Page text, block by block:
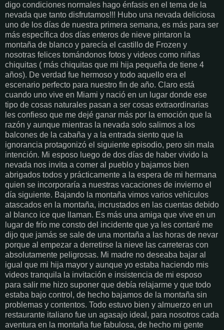
digo condiciones normales hago énfasis en el tema de la
nevada que tanto disfrutamos!!! Hubo una nevada deliciosa
uno de los días de nuestra primera semana, es más para ser
más específica dos días enteros de nieve pintaron la
montaña de blanco y parecía el castillo de Frozen y
nosotras felices tomándonos fotos y videos como niñas
chiquitas ( más chiquitas que mi hija pequeña de tiene 4
años). De verdad fue hermoso y todo aquello era el
escenario perfecto para nuestro fin de año. Claro está
cuando uno vive en Miami y nació en un lugar donde ese
tipo de cosas naturales pasan a ser cosas extraordinarias
les confieso que me dejé ganar más por la emoción que la
razón y aunque mientras la nevada solo salimos a los
balcones de la cabaña y a la entrada siento que la
ignorancia protagonizó el siguiente episodio, pero sin mala
intención. Mi esposo luego de dos días de haber vivido la
nevada nos invita a comer al pueblo y bajamos bien
abrigados todos y prácticamente a la espera de mi hermana
quien se incorporaría a nuestras vacaciones de invierno el
día siguiente. Bajando la montaña vimos varios vehículos
atascados en la montaña, incrustados en las cuentas debido
al blanco ice que llaman. Es más una amiga que vive en un
lugar de frío me consto del incidente que ya les contaré me
dijo que jamás se sale de una montaña a las horas de nevar
porque al empezar a derretirse la nieve las carreteras con
absolutamente peligrosas. Mi madre no deseaba bajar al
igual que mi hija mayor y aunque yo estaba haciendo mis
videos tranquila la invitación e insistencia de mi esposo
para salir me hizo suponer que debía relajarme y que todo
estaba bajo control, de hecho bajamos de la montaña sin
problemas y contentos. Todo estuvo bien y almuerzo en un
restaurante italiano fue un agasajo ideal, para nosotros cada
aventura en la montaña fue fabulosa, de hecho mi gente